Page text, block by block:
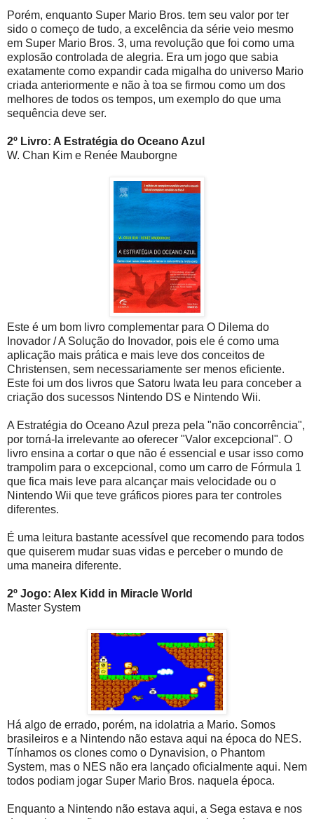
Porém, enquanto Super Mario Bros. tem seu valor por ter
sido o começo de tudo, a excelência da série veio mesmo
em Super Mario Bros. 3, uma revolução que foi como uma
explosão controlada de alegria. Era um jogo que sabia
exatamente como expandir cada migalha do universo Mario
criada anteriormente e não à toa se firmou como um dos
melhores de todos os tempos, um exemplo do que uma
sequência deve ser.
2º Livro: A Estratégia do Oceano Azul
W. Chan Kim e Renée Mauborgne
Este é um bom livro complementar para O Dilema do
Inovador / A Solução do Inovador, pois ele é como uma
aplicação mais prática e mais leve dos conceitos de
Christensen, sem necessariamente ser menos eficiente.
Este foi um dos livros que Satoru Iwata leu para conceber a
criação dos sucessos Nintendo DS e Nintendo Wii.
A Estratégia do Oceano Azul preza pela "não concorrência",
por torná-la irrelevante ao oferecer "Valor excepcional". O
livro ensina a cortar o que não é essencial e usar isso como
trampolim para o excepcional, como um carro de Fórmula 1
que fica mais leve para alcançar mais velocidade ou o
Nintendo Wii que teve gráficos piores para ter controles
diferentes.
É uma leitura bastante acessível que recomendo para todos
que quiserem mudar suas vidas e perceber o mundo de
uma maneira diferente.
2º Jogo: Alex Kidd in Miracle World
Master System
Há algo de errado, porém, na idolatria a Mario. Somos
brasileiros e a Nintendo não estava aqui na época do NES.
Tínhamos os clones como o Dynavision, o Phantom
System, mas o NES não era lançado oficialmente aqui. Nem
todos podiam jogar Super Mario Bros. naquela época.
Enquanto a Nintendo não estava aqui, a Sega estava e nos